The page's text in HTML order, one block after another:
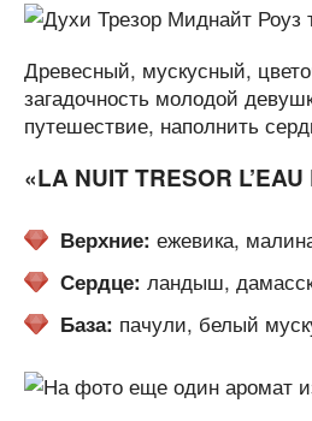
Древесный, мускусный,
загадочность молодой
путешествие, наполнить
«LA NUIT TRESOR
Верхние: ежевика,
Сердце: ландыш,
База: пачули, белый